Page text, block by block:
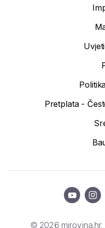
Pretplata -
© 2026